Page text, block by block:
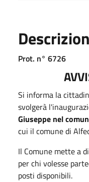
Prot. n° 6726
Si informa la
svolgerà
Giuseppe nel
cui il comune di
Il Comune mette a
per chi volesse
posti disponibili.